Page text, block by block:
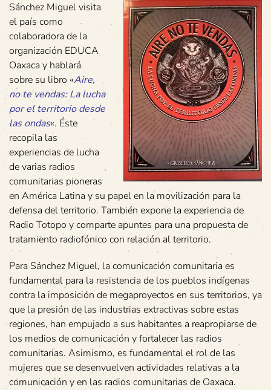
Sánchez Miguel visita
el país como
colaboradora de la
organización EDUCA
Oaxaca y hablará
sobre su libro «Aire,
no te vendas: La lucha
por el territorio desde
las ondas«. Éste
recopila las
experiencias de lucha
de varias radios
comunitarias pioneras
en América Latina y su papel en la movilización para la
defensa del territorio. También expone la experiencia de
Radio Totopo y comparte apuntes para una propuesta de
tratamiento radiofónico con relación al territorio.
Para Sánchez Miguel, la comunicación comunitaria es
fundamental para la resistencia de los pueblos indígenas
contra la imposición de megaproyectos en sus territorios, ya
que la presión de las industrias extractivas sobre estas
regiones, han empujado a sus habitantes a reapropiarse de
los medios de comunicación y fortalecer las radios
comunitarias. Asimismo, es fundamental el rol de las
mujeres que se desenvuelven actividades relativas a la
comunicación y en las radios comunitarias de Oaxaca.